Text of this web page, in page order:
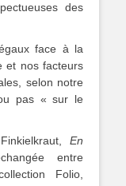
des
face à la
et nos facteurs
selon notre
pas « sur le
En
entre
Folio,